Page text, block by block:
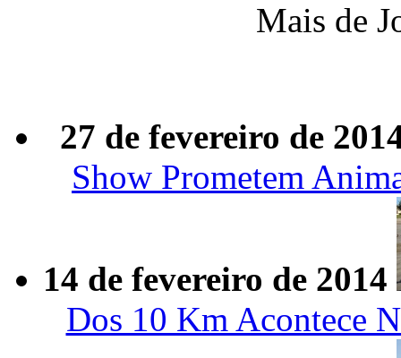
Mais de
27 de fevereiro de
Show Prometem
14 de fevereiro de 2014
Dos 10 Km Acontece